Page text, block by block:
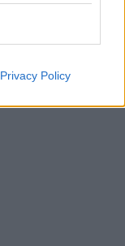
Privacy Policy